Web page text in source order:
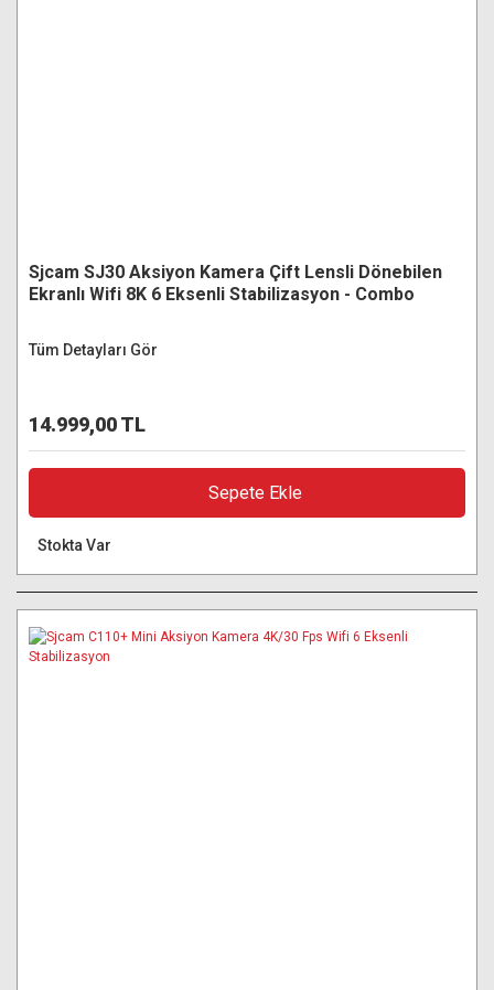
Sjcam SJ30 Aksiyon Kamera Çift Lensli Dönebilen
Ekranlı Wifi 8K 6 Eksenli Stabilizasyon - Combo
Tüm Detayları Gör
14.999,00 TL
Sepete Ekle
Stokta Var